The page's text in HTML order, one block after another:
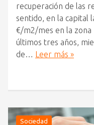
recuperación de las
sentido, en la capital
€/m2/mes en la zona
últimos tres años,
de… Leer más »
Sociedad